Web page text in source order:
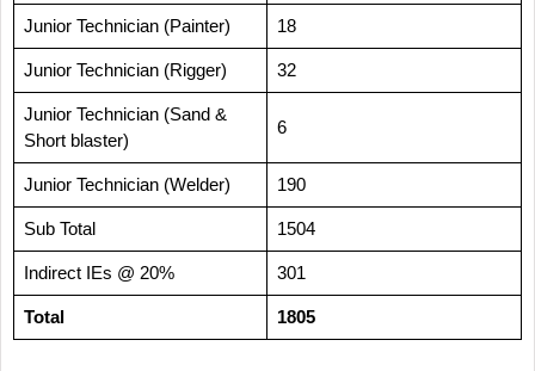
Junior Technician (Painter) 18
Junior Technician (Rigger) 32
Junior Technician (Sand &
Short blaster)
6
Junior Technician (Welder) 190
Sub Total 1504
Indirect IEs @ 20% 301
Total 1805